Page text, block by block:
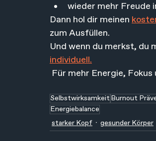
wieder mehr Freude
Dann hol dir meinen
zum Ausfüllen.
Und wenn du merkst, du
individuell.
Für mehr Energie,
SelbstwirksamkeitBurnout
Energiebalance
starker Kopf
gesunder Körper